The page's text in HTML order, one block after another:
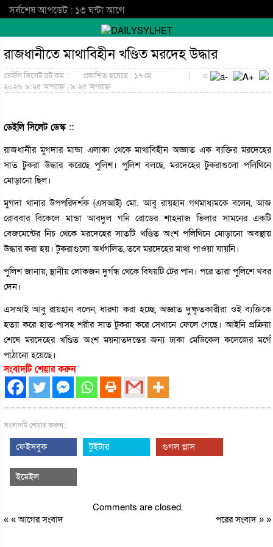
সর্বশেষ আপডেট : ১৩ ঘন্টা আগে
রাজধানীতে মাথাবিহীন খণ্ডিত মরদেহ উদ্ধার
ডেইলি সিলেট ডট কম ::
প্রকাশিত হয়েছে : ১৭ মে
২০২৬, ৯:২৫ অপরাহ্ন | ৯:২৫ অপরাহ্ন
| ০
ডেইলি সিলেট ডেস্ক ::
রাজধানীর মুগদার মান্ডা এলাকা থেকে মাথাবিহীন অজ্ঞাত এক ব্যক্তির মরদেহের
সাত টুকরা উদ্ধার করেছে পুলিশ। পুলিশ বলছে, মরদেহের টুকরাগুলো পলিথিনে
মোড়ানো ছিল।
মুগদা থানার উপপরিদর্শক (এসআই) মো. আবু রায়হান গণমাধ্যমকে বলেন, আজ
রোববার বিকেলে মান্ডা আবদুল গনি রোডের শাহনাজ ভিলার সামনের একটি
বেজমেন্টের নিচ থেকে মরদেহের সাতটি খণ্ডিত অংশ পলিথিনে মোড়ানো অবস্থায়
উদ্ধার করা হয়। টুকরাগুলো অর্ধগলিত, তবে মরদেহের মাথা পাওয়া যায়নি।
পুলিশ জানায়, স্থানীয় লোকজন দুর্গন্ধ থেকে বিষয়টি টের পান। পরে তারা পুলিশে খবর
দেন।
এসআই আবু রায়হান বলেন, ধারণা করা হচ্ছে, অজ্ঞাত দুষ্কৃতকারীরা ওই ব্যক্তিকে
হত্যা করে হাত-পাসহ শরীর সাত টুকরা করে সেখানে ফেলে গেছে। আইনি প্রক্রিয়া
শেষে মরদেহের খণ্ডিত অংশ ময়নাতদন্তের জন্য ঢাকা মেডিকেল কলেজের মর্গে
পাঠানো হয়েছে।
সংবাদটি শেয়ার করুন
সংবাদটি শেয়ার করুন:
ফেইসবুক টুইটার গুগল প্লাস
ইমেইল
Comments are closed.
« «আগের সংবাদ পরের সংবাদ» »